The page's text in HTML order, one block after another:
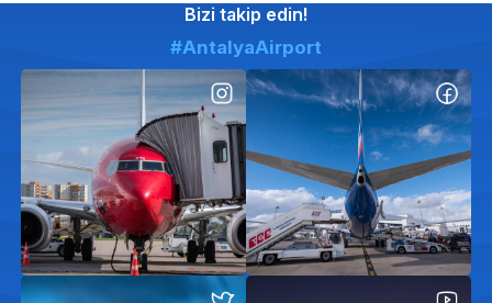
Bizi takip edin!
#AntalyaAirport